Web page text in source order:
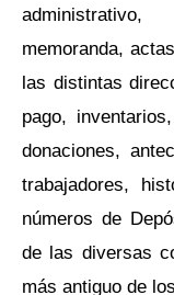
memoranda,
las distintas
pago,
donaciones,
trabajadores,
números de
de las diversas
más antiguo de